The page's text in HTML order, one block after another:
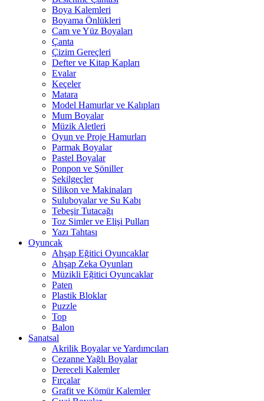
Boya Kalemleri
Boyama Önlükleri
Cam ve Yüz Boyaları
Çanta
Çizim Gereçleri
Defter ve Kitap Kapları
Evalar
Keçeler
Matara
Model Hamurlar ve Kalıpları
Mum Boyalar
Müzik Aletleri
Oyun ve Proje Hamurları
Parmak Boyalar
Pastel Boyalar
Ponpon ve Şöniller
Şekilgeçler
Silikon ve Makinaları
Suluboyalar ve Su Kabı
Tebeşir Tutacağı
Toz Simler ve Elişi Pulları
Yazı Tahtası
Oyuncak
Ahşap Eğitici Oyuncaklar
Ahşap Zeka Oyunları
Müzikli Eğitici Oyuncaklar
Paten
Plastik Bloklar
Puzzle
Top
Balon
Sanatsal
Akrilik Boyalar ve Yardımcıları
Cezanne Yağlı Boyalar
Dereceli Kalemler
Fırçalar
Grafit ve Kömür Kalemler